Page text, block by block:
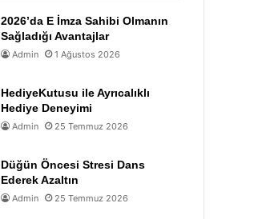
2026’da E İmza Sahibi Olmanın
Sağladığı Avantajlar
Admin 1 Ağustos 2026
HediyeKutusu ile Ayrıcalıklı
Hediye Deneyimi
Admin 25 Temmuz 2026
Düğün Öncesi Stresi Dans
Ederek Azaltın
Admin 25 Temmuz 2026